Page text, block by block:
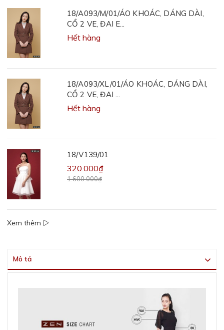
18/A093/M/01/ÁO KHOÁC, DÁNG DÀI,
CỔ 2 VE, ĐAI E...
Hết hàng
18/A093/XL/01/ÁO KHOÁC, DÁNG DÀI,
CỔ 2 VE, ĐAI ...
Hết hàng
18/V139/01
320.000₫
1.600.000₫
Xem thêm
Mô tả